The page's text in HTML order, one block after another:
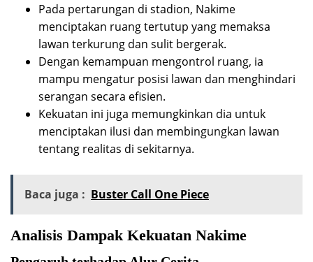
Pada pertarungan di stadion, Nakime
menciptakan ruang tertutup yang memaksa
lawan terkurung dan sulit bergerak.
Dengan kemampuan mengontrol ruang, ia
mampu mengatur posisi lawan dan menghindari
serangan secara efisien.
Kekuatan ini juga memungkinkan dia untuk
menciptakan ilusi dan membingungkan lawan
tentang realitas di sekitarnya.
Baca juga : Buster Call One Piece
Analisis Dampak Kekuatan Nakime